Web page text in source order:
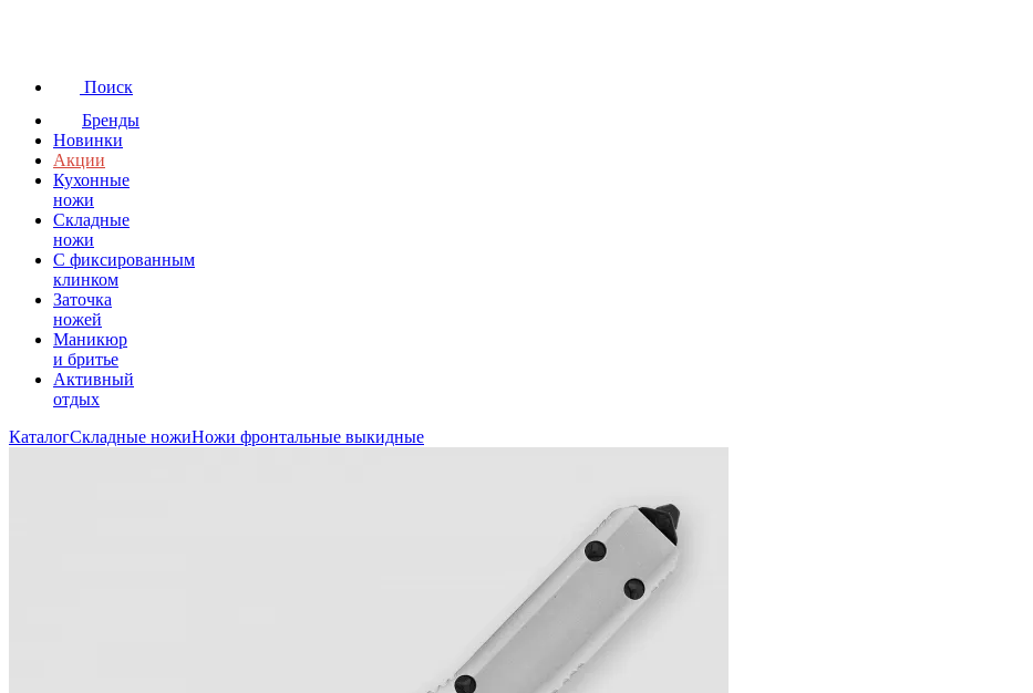
Поиск
Бренды
Новинки
Акции
Кухонные
ножи
Складные
ножи
C фиксированным
клинком
Заточка
ножей
Маникюр
и бритье
Активный
отдых
КаталогСкладные ножиНожи фронтальные выкидные